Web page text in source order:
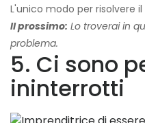
L'unico modo per risolvere
Il prossimo: Lo troverai in
problema.
5. Ci sono
ininterrotti